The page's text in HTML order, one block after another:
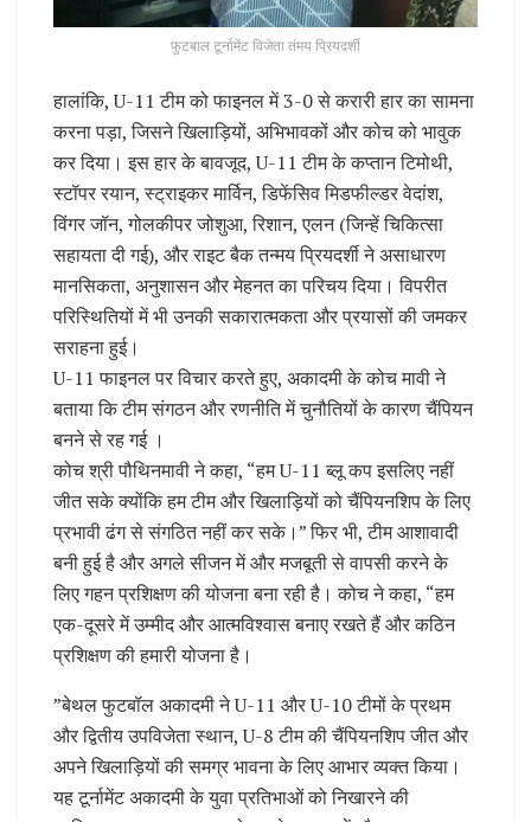
फुटबाल टूर्नामेंट विजेता तंमय प्रियदर्शी
हालांकि, U-11 टीम को फाइनल में 3-0 से करारी हार का सामना
करना पड़ा, जिसने खिलाड़ियों, अभिभावकों और कोच को भावुक
कर दिया। इस हार के बावजूद, U-11 टीम के कप्तान टिमोथी,
स्टॉपर रयान, स्ट्राइकर मार्विन, डिफेंसिव मिडफील्डर वेदांश,
विंगर जॉन, गोलकीपर जोशुआ, रिशान, एलन (जिन्हें चिकित्सा
सहायता दी गई), और राइट बैक तन्मय प्रियदर्शी ने असाधारण
मानसिकता, अनुशासन और मेहनत का परिचय दिया। विपरीत
परिस्थितियों में भी उनकी सकारात्मकता और प्रयासों की जमकर
सराहना हुई।
U-11 फाइनल पर विचार करते हुए, अकादमी के कोच मावी ने
बताया कि टीम संगठन और रणनीति में चुनौतियों के कारण चैंपियन
बनने से रह गई ।
कोच श्री पौथिनमावी ने कहा, “हम U-11 ब्लू कप इसलिए नहीं
जीत सके क्योंकि हम टीम और खिलाड़ियों को चैंपियनशिप के लिए
प्रभावी ढंग से संगठित नहीं कर सके।” फिर भी, टीम आशावादी
बनी हुई है और अगले सीजन में और मजबूती से वापसी करने के
लिए गहन प्रशिक्षण की योजना बना रही है। कोच ने कहा, “हम
एक-दूसरे में उम्मीद और आत्मविश्वास बनाए रखते हैं और कठिन
प्रशिक्षण की हमारी योजना है।
”बेथल फुटबॉल अकादमी ने U-11 और U-10 टीमों के प्रथम
और द्वितीय उपविजेता स्थान, U-8 टीम की चैंपियनशिप जीत और
अपने खिलाड़ियों की समग्र भावना के लिए आभार व्यक्त किया।
यह टूर्नामेंट अकादमी के युवा प्रतिभाओं को निखारने की